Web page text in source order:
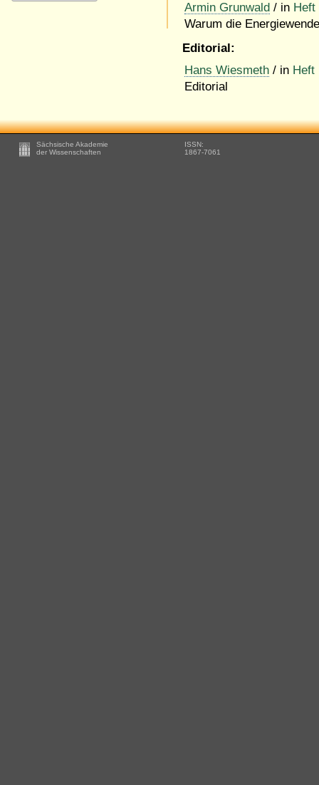
Armin Grunwald / in Heft
Warum die
Editorial:
Hans Wiesmeth / in Heft
Editorial
Footer
Sächsische Akademie
der Wissenschaften
ISSN:
1867-7061